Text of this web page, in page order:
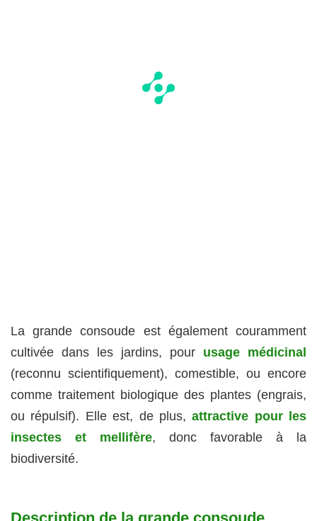
La grande consoude est également couramment
cultivée dans les jardins, pour usage médicinal
(reconnu scientifiquement), comestible, ou encore
comme traitement biologique des plantes (engrais,
ou répulsif). Elle est, de plus,attractive pour les
insectes et mellifère, donc favorable à la
biodiversité.